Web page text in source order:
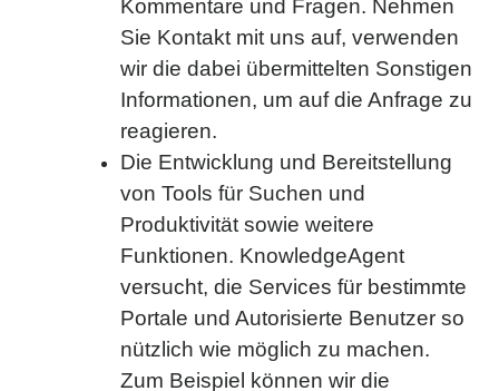
Kommentare und Fragen. Nehmen
Sie Kontakt mit uns auf, verwenden
wir die dabei übermittelten Sonstigen
Informationen, um auf die Anfrage zu
reagieren.
Die Entwicklung und Bereitstellung
von Tools für Suchen und
Produktivität sowie weitere
Funktionen. KnowledgeAgent
versucht, die Services für bestimmte
Portale und Autorisierte Benutzer so
nützlich wie möglich zu machen.
Zum Beispiel können wir die